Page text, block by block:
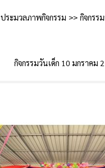
ประมวลภาพกิจกรรม กิจกรร
กิจกรรมวันเด็ก 10 มกราคม